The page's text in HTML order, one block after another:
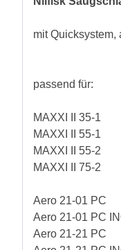
mit Quicksystem,
passend für:
MAXXI II 35-1
MAXXI II 55-1
MAXXI II 55-2
MAXXI II 75-2
Aero 21-01 PC
Aero 21-01 PC
Aero 21-21 PC